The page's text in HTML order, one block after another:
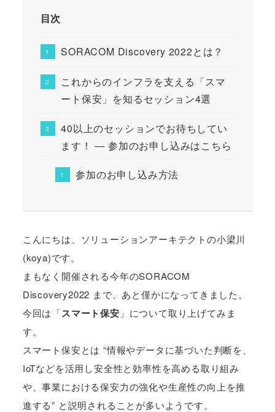
目次
SORACOM Discovery 2022とは？
これからのインフラを支える「スマ
ート保安」を知るセッション4選
40以上のセッションでお待ちしてい
ます！ ― 参加のお申し込みはこちら
参加のお申し込み方法
こんにちは、ソリューションアーキテクトの小梁川
(koya)です。
まもなく開催される今年のSORACOM
Discovery2022 まで、あと僅かになってきました。
今回は「スマート保安 」について取り上げてみま
す。
スマート保安とは “情報やデータに基づいた判断を、
IoTなどを活用し安全性と効率性を高める取り組み
や、事業における保安力の強化や生産性の向上を推
進する” と説明されることが多いようです。